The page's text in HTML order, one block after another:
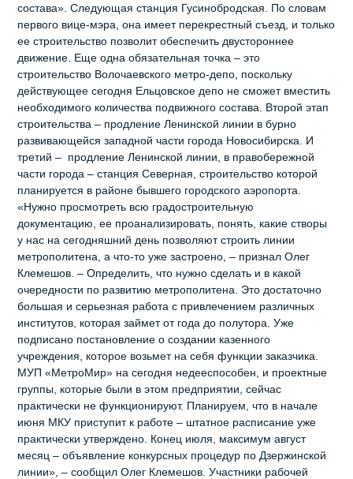
состава». Следующая станция Гусинобродская. По словам
первого вице-мэра, она имеет перекрестный съезд, и только
ее строительство позволит обеспечить двустороннее
движение. Еще одна обязательная точка – это
строительство Волочаевского метро-депо, поскольку
действующее сегодня Ельцовское депо не сможет вместить
необходимого количества подвижного состава. Второй этап
строительства – продление Ленинской линии в бурно
развивающейся западной части города Новосибирска. И
третий – продление Ленинской линии, в правобережной
части города – станция Северная, строительство которой
планируется в районе бывшего городского аэропорта.
«Нужно просмотреть всю градостроительную
документацию, ее проанализировать, понять, какие створы
у нас на сегодняшний день позволяют строить линии
метрополитена, а что-то уже застроено, – признал Олег
Клемешов. – Определить, что нужно сделать и в какой
очередности по развитию метрополитена. Это достаточно
большая и серьезная работа с привлечением различных
институтов, которая займет от года до полутора. Уже
подписано постановление о создании казенного
учреждения, которое возьмет на себя функции заказчика.
МУП «МетроМир» на сегодня недееспособен, и проектные
группы, которые были в этом предприятии, сейчас
практически не функционируют. Планируем, что в начале
июня МКУ приступит к работе – штатное расписание уже
практически утверждено. Конец июля, максимум август
месяц – объявление конкурсных процедур по Дзержинской
линии», – сообщил Олег Клемешов. Участники рабочей